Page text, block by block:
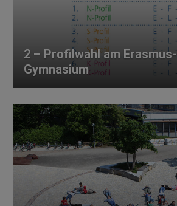
2 – Profilwahl am
Gymnasium